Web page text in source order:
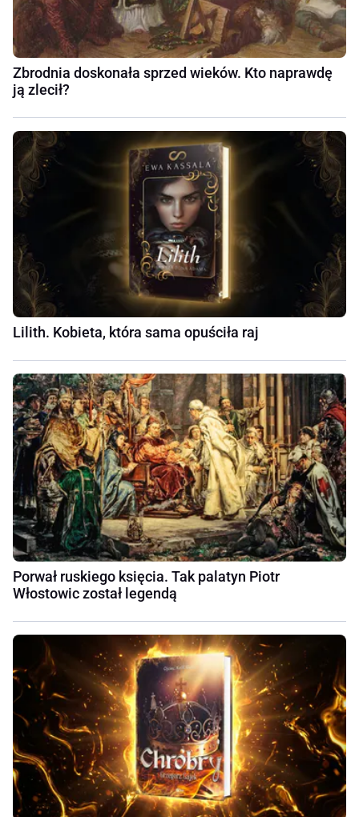
Zbrodnia doskonała sprzed wieków. Kto naprawdę
ją zlecił?
Lilith. Kobieta, która sama opuściła raj
Porwał ruskiego księcia. Tak palatyn Piotr
Włostowic został legendą